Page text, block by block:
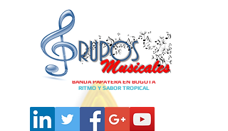
BANDA PAPAYERA EN BOGOTA
RITMO Y SABOR TROPICAL